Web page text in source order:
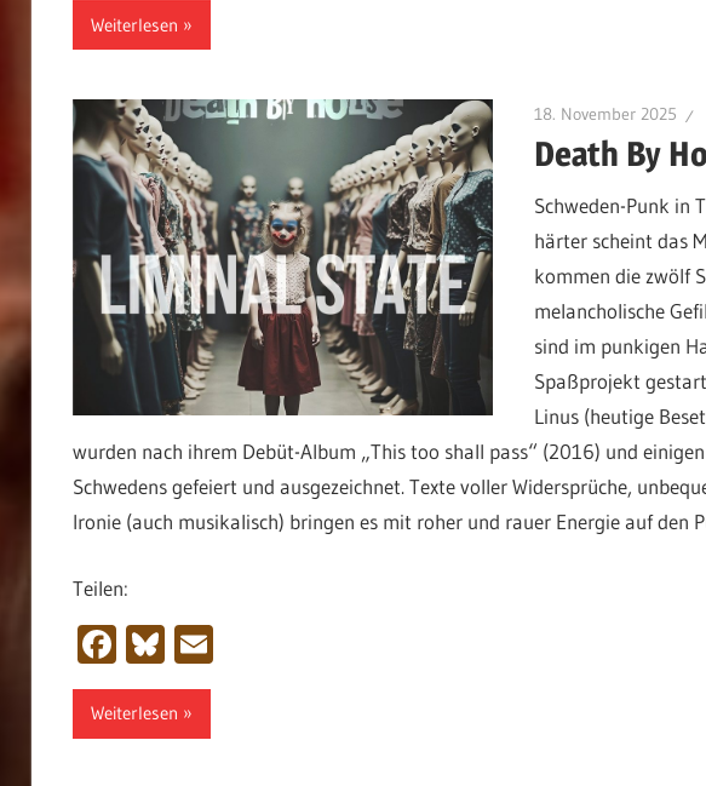
Weiterlesen
18. November 2025
Death By
Schweden-Punk in
härter scheint das
kommen die zwölf
melancholische
sind im punkigen
Spaßprojekt
Linus (heutige
wurden nach ihrem Debüt-Album „This too shall pass“ (2016) und
Schwedens gefeiert und ausgezeichnet. Texte voller Widersprüche,
Ironie (auch musikalisch) bringen es mit roher und rauer Energie auf den
Teilen:
Facebook
Bluesky
Email
Weiterlesen